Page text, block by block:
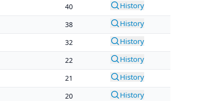
40 History
38 History
32 History
22 History
21 History
20 History